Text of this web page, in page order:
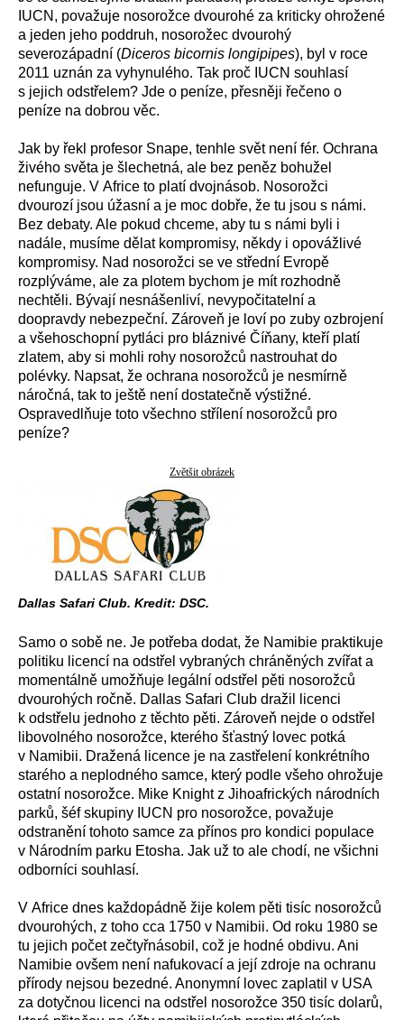
IUCN, považuje nosorožce dvourohé za kriticky ohrožené
a jeden jeho poddruh, nosorožec dvourohý
severozápadní (Diceros bicornis longipipes), byl v roce
2011 uznán za vyhynulého. Tak proč IUCN souhlasí
s jejich odstřelem? Jde o peníze, přesněji řečeno o
peníze na dobrou věc.
Jak by řekl profesor Snape, tenhle svět není fér. Ochrana
živého světa je šlechetná, ale bez peněz bohužel
nefunguje. V Africe to platí dvojnásob. Nosorožci
dvourozí jsou úžasní a je moc dobře, že tu jsou s námi.
Bez debaty. Ale pokud chceme, aby tu s námi byli i
nadále, musíme dělat kompromisy, někdy i opovážlivé
kompromisy. Nad nosorožci se ve střední Evropě
rozplýváme, ale za plotem bychom je mít rozhodně
nechtěli. Bývají nesnášenliví, nevypočitatelní a
doopravdy nebezpeční. Zároveň je loví po zuby ozbrojení
a všehoschopní pytláci pro bláznivé Číňany, kteří platí
zlatem, aby si mohli rohy nosorožců nastrouhat do
polévky. Napsat, že ochrana nosorožců je nesmírně
náročná, tak to ještě není dostatečně výstižné.
Ospravedlňuje toto všechno střílení nosorožců pro
peníze?
Zvětšit obrázek
Dallas Safari Club. Kredit: DSC.
Samo o sobě ne. Je potřeba dodat, že Namibie praktikuje
politiku licencí na odstřel vybraných chráněných zvířat a
momentálně umožňuje legální odstřel pěti nosorožců
dvourohých ročně. Dallas Safari Club dražil licenci
k odstřelu jednoho z těchto pěti. Zároveň nejde o odstřel
libovolného nosorožce, kterého šťastný lovec potká
v Namibii. Dražená licence je na zastřelení konkrétního
starého a neplodného samce, který podle všeho ohrožuje
ostatní nosorožce. Mike Knight z Jihoafrických národních
parků, šéf skupiny IUCN pro nosorožce, považuje
odstranění tohoto samce za přínos pro kondici populace
v Národním parku Etosha. Jak už to ale chodí, ne všichni
odborníci souhlasí.
V Africe dnes každopádně žije kolem pěti tisíc nosorožců
dvourohých, z toho cca 1750 v Namibii. Od roku 1980 se
tu jejich počet zečtyřnásobil, což je hodné obdivu. Ani
Namibie ovšem není nafukovací a její zdroje na ochranu
přírody nejsou bezedné. Anonymní lovec zaplatil v USA
za dotyčnou licenci na odstřel nosorožce 350 tisíc dolarů,